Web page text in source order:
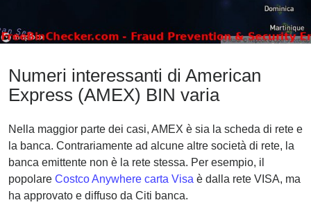
Numeri interessanti di American
Express (AMEX) BIN varia
Nella maggior parte dei casi, AMEX è sia la scheda di rete e
la banca. Contrariamente ad alcune altre società di rete, la
banca emittente non è la rete stessa. Per esempio, il
popolare Costco Anywhere carta Visa è dalla rete VISA, ma
ha approvato e diffuso da Citi banca.